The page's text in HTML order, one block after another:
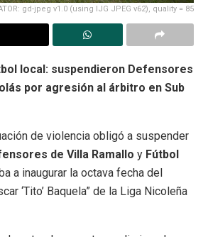
gd-jpeg v1.0 (using IJG JPEG v62), quality = 85
local: suspendieron Defensores
por agresión al árbitro en Sub
de violencia obligó a suspender
de Villa Ramallo y Fútbol
a inaugurar la octava fecha del
‘Tito’ Baquela” de la Liga Nicoleña